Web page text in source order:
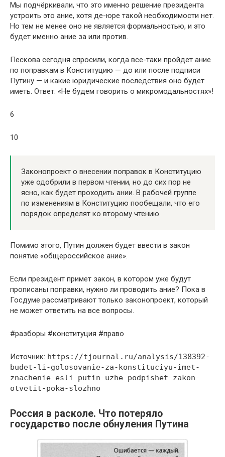
Мы подчёркивали, что это именно решение президента
устроить это ание, хотя де-юре такой необходимости нет.
Но тем не менее оно не является формальностью, и это
будет именно ание за или против.
Пескова сегодня спросили, когда все-таки пройдет ание
по поправкам в Конституцию — до или после подписи
Путину — и какие юридические последствия оно будет
иметь. Ответ: «Не будем говорить о микромодальностях»!
6
10
Законопроект о внесении поправок в Конституцию
уже одобрили в первом чтении, но до сих пор не
ясно, как будет проходить ании. В рабочей группе
по изменениям в Конституцию пообещали, что его
порядок определят ко второму чтению.
Помимо этого, Путин должен будет ввести в закон
понятие «общероссийское ание».
Если президент примет закон, в котором уже будут
прописаны поправки, нужно ли проводить ание? Пока в
Госдуме рассматривают только законопроект, который
не может ответить на все вопросы.
#разборы #конституция #право
Источник: https://tjournal.ru/analysis/138392-
budet-li-golosovanie-za-konstituciyu-imet-
znachenie-esli-putin-uzhe-podpishet-zakon-
otvetit-poka-slozhno
Россия в расколе. Что потеряло
государство после обнуления Путина